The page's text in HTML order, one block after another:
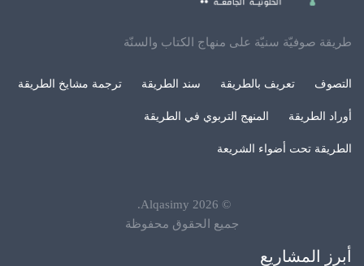
طريقة صوفيّة سنيّة على منهاج الكتاب والسنّة
التصوف تعريف بالطريقة سند الطريقة ترجمة مشايخ الطريقة
أوراد الطريقة المنهج التربوي في الطريقة
الطريقة تحت أضواء الشريعة
©
2026
Alqasimy
.
جميع الحقوق محفوظة
أبرز المشاريع